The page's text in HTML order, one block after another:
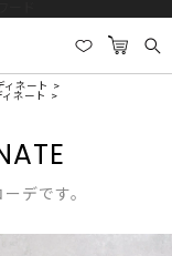
ィネート
ネート
デです。